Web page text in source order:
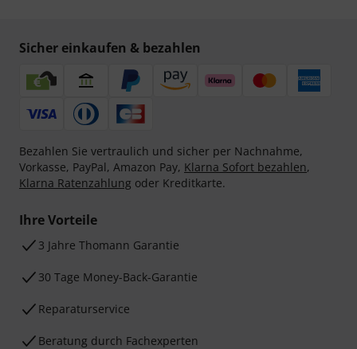
Sicher einkaufen & bezahlen
Bezahlen Sie vertraulich und sicher per Nachnahme,
Vorkasse, PayPal, Amazon Pay, Klarna Sofort bezahlen,
Klarna Ratenzahlung oder Kreditkarte.
Ihre Vorteile
3 Jahre Thomann Garantie
30 Tage Money-Back-Garantie
Reparaturservice
Beratung durch Fachexperten